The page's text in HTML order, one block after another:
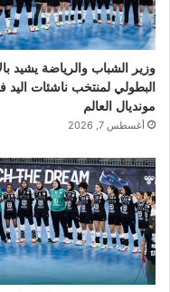
وزير الشباب والرياضة يشيد
البطولي لمنتخب ناشئات اليد
مونديال العالم
أغسطس 7, 2026